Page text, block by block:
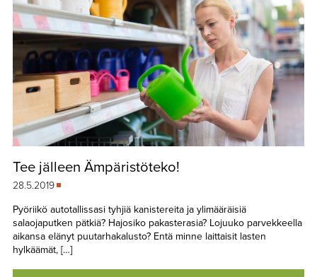
Tee jälleen Ämpäristöteko!
28.5.2019
Pyöriikö autotallissasi tyhjiä kanistereita ja ylimääräisiä
salaojaputken pätkiä? Hajosiko pakasterasia? Lojuuko parvekkeella
aikansa elänyt puutarhakalusto? Entä minne laittaisit lasten
hylkäämät, […]